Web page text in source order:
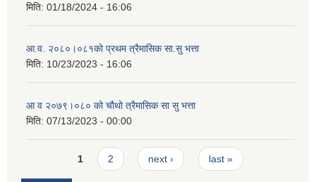
मिति: 01/18/2024 - 16:06
आ.व. २०८०।०८१को प्रथम त्रैमासिक सा.सु भत्ता
मिति: 10/23/2023 - 16:06
आ व २०७९।०८० को चौथो त्रैमासिक सा सु भत्ता
मिति: 07/13/2023 - 00:00
Pages1 2 next › last »